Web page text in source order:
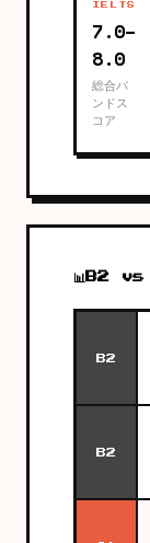
IELTS
7.0–
8.0
総合バ
ンドス
コア
📊 B2 vs
B2
B2